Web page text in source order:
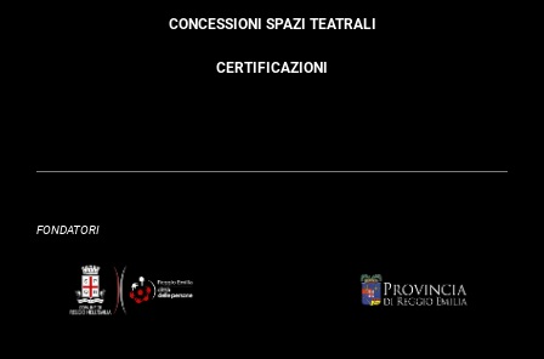
CONCESSIONI SPAZI TEATRALI
CERTIFICAZIONI
FONDATORI